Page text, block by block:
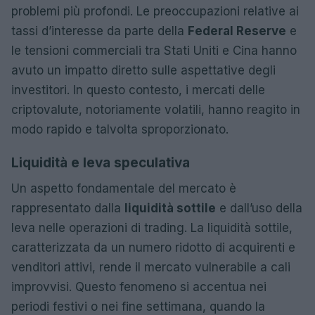
problemi più profondi. Le preoccupazioni relative ai
tassi d’interesse da parte della Federal Reserve e
le tensioni commerciali tra Stati Uniti e Cina hanno
avuto un impatto diretto sulle aspettative degli
investitori. In questo contesto, i mercati delle
criptovalute, notoriamente volatili, hanno reagito in
modo rapido e talvolta sproporzionato.
Liquidità e leva speculativa
Un aspetto fondamentale del mercato è
rappresentato dalla liquidità sottile e dall’uso della
leva nelle operazioni di trading. La liquidità sottile,
caratterizzata da un numero ridotto di acquirenti e
venditori attivi, rende il mercato vulnerabile a cali
improvvisi. Questo fenomeno si accentua nei
periodi festivi o nei fine settimana, quando la